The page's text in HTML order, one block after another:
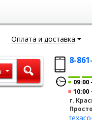
Оплата и доставка
8-
09:00
10:00
г.